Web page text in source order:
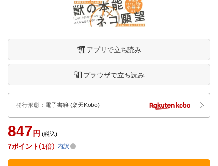
アプリで立ち読み
ブラウザで立ち読み
発行形態 ： 電子書籍 (楽天Kobo)
847 円 (税込)
7ポイント 1倍 内訳